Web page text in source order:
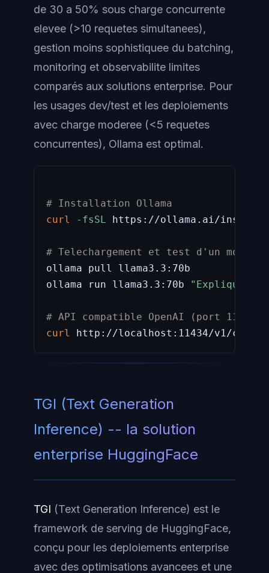
de 30 a 50% sous charge concurrente
elevee (>10 requetes simultanees),
gestion moins sophistiquee du batching,
monitoring et observabilite limites
comparés aux solutions enterprise. Pour
les usages dev/test et les deploiements
avec charge moderee (<5 requetes
concurrentes), Ollama est optimal.
# Installation Ollama
curl
-fsSL https://ollama.ai/
# Telechargement et test d'un modele
ollama pull llama3.3:70b
ollama run llama3.3:70b
"Explique le
# API compatible OpenAI (port 11434
curl
http://localhost:11434/v1/
TGI (Text Generation
Inference) -- la solution
enterprise HuggingFace
TGI (Text Generation Inference) est le
framework de serving de HuggingFace,
conçu pour les deploiements enterprise
avec des optimisations avancees et une